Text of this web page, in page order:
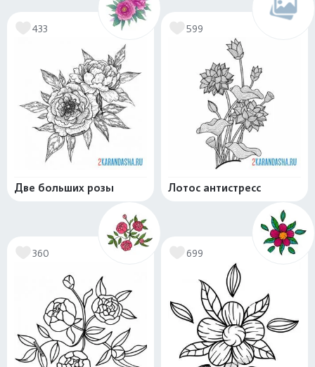
433
Две больших розы
599
Лотос антистресс
360 699